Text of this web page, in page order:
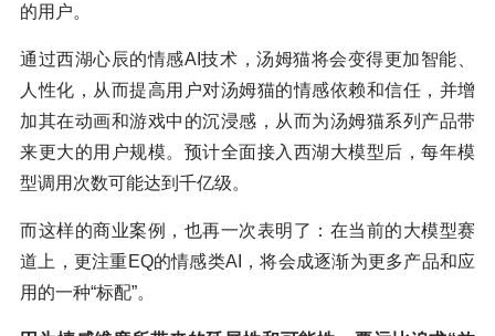
的用户。
通过西湖心辰的情感AI技术，汤姆猫将会变得更加智能、
人性化，从而提高用户对汤姆猫的情感依赖和信任，并增
加其在动画和游戏中的沉浸感，从而为汤姆猫系列产品带
来更大的用户规模。预计全面接入西湖大模型后，每年模
型调用次数可能达到千亿级。
而这样的商业案例，也再一次表明了：在当前的大模型赛
道上，更注重EQ的情感类AI，将会成逐渐为更多产品和应
用的一种“标配”。